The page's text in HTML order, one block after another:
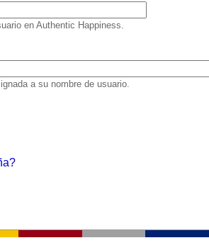
en Authentic Happiness.
a su nombre de usuario.